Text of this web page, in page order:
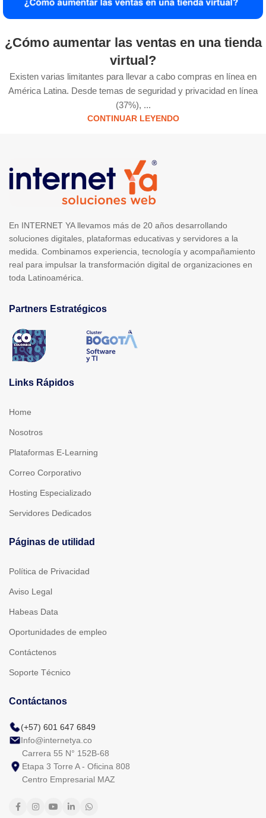
¿Cómo aumentar las ventas en una tienda
virtual?
Existen varias limitantes para llevar a cabo compras en línea en
América Latina. Desde temas de seguridad y privacidad en línea
(37%), ...
CONTINUAR LEYENDO
En INTERNET YA llevamos más de 20 años desarrollando
soluciones digitales, plataformas educativas y servidores a la
medida. Combinamos experiencia, tecnología y acompañamiento
real para impulsar la transformación digital de organizaciones en
toda Latinoamérica.
Partners Estratégicos
Links Rápidos
Home
Nosotros
Plataformas E-Learning
Correo Corporativo
Hosting Especializado
Servidores Dedicados
Páginas de utilidad
Política de Privacidad
Aviso Legal
Habeas Data
Oportunidades de empleo
Contáctenos
Soporte Técnico
Contáctanos
(+57) 601 647 6849
Info@internetya.co
Carrera 55 N° 152B-68
Etapa 3 Torre A - Oficina 808
Centro Empresarial MAZ